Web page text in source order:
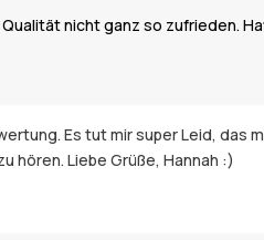
nicht ganz so zufrieden.
Es tut mir super Leid,
hören. Liebe Grüße, Hannah :)